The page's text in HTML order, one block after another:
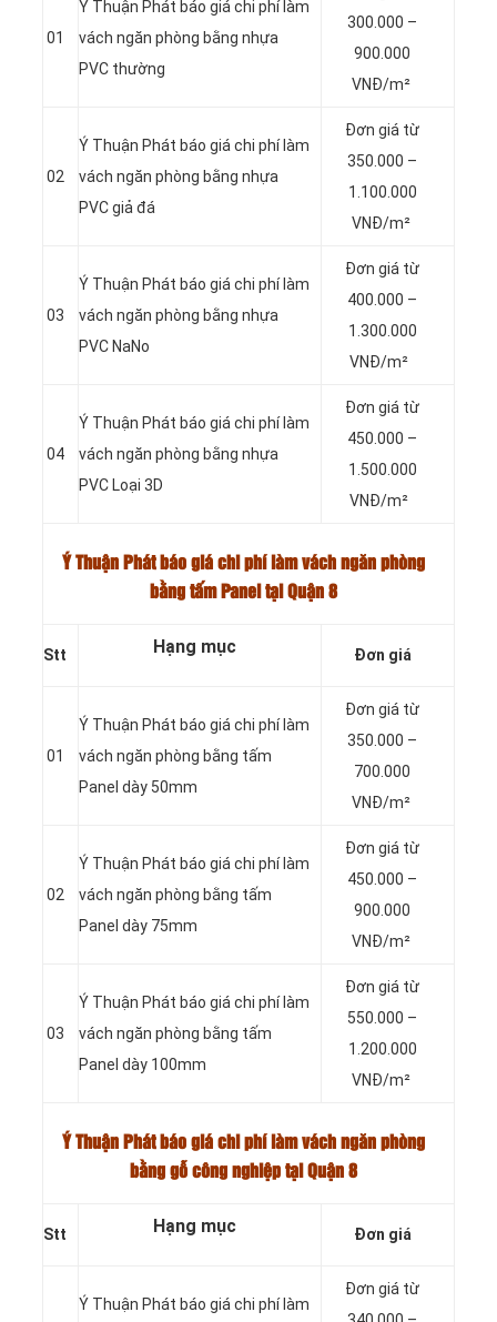
01
Ý Thuận Phát báo giá chi phí làm
vách ngăn phòng bằng nhựa
PVC thường
300.000 –
900.000
VNĐ/m²
02
Ý Thuận Phát báo giá chi phí làm
vách ngăn phòng bằng nhựa
PVC giả đá
Đơn giá từ
350.000 –
1.100.000
VNĐ/m²
03
Ý Thuận Phát báo giá chi phí làm
vách ngăn phòng bằng nhựa
PVC NaNo
Đơn giá từ
400.000 –
1.300.000
VNĐ/m²
04
Ý Thuận Phát báo giá chi phí làm
vách ngăn phòng bằng nhựa
PVC Loại 3D
Đơn giá từ
450.000 –
1.500.000
VNĐ/m²
Ý Thuận Phát báo giá chi phí làm vách ngăn phòng
bằng tấm Panel tại Quận 8
Stt Hạng mục Đơn giá
01
Ý Thuận Phát báo giá chi phí làm
vách ngăn phòng bằng tấm
Panel dày 50mm
Đơn giá từ
350.000 –
700.000
VNĐ/m²
02
Ý Thuận Phát báo giá chi phí làm
vách ngăn phòng bằng tấm
Panel dày 75mm
Đơn giá từ
450.000 –
900.000
VNĐ/m²
03
Ý Thuận Phát báo giá chi phí làm
vách ngăn phòng bằng tấm
Panel dày 100mm
Đơn giá từ
550.000 –
1.200.000
VNĐ/m²
Ý Thuận Phát báo giá chi phí làm vách ngăn phòng
bằng gỗ công nghiệp tại Quận 8
Stt Hạng mục Đơn giá
Ý Thuận Phát báo giá chi phí làm
Đơn giá từ